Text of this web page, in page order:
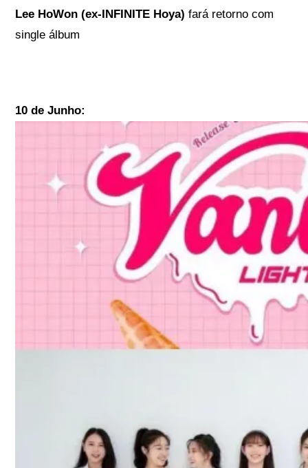
Lee HoWon (ex-INFINITE Hoya) fará retorno com
single álbum
10 de Junho: